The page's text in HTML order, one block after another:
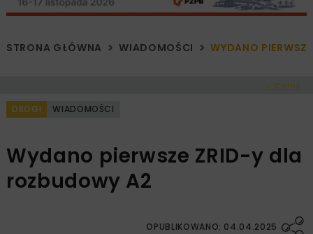
STRONA GŁÓWNA WIADOMOŚCI WYDANO
< Cofnij
DROGI WIADOMOŚCI
Wydano pierwsze ZRID-y dla
rozbudowy A2
OPUBLIKOWANO: 04.04.2025